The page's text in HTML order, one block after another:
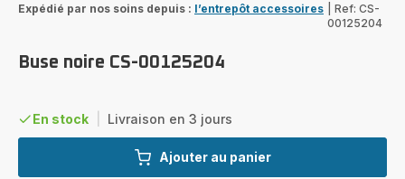
Expédié par nos soins depuis : l’entrepôt accessoires
Ref: CS-
00125204
Buse noire CS-00125204
En stock Livraison en 3 jours
Ajouter au panier